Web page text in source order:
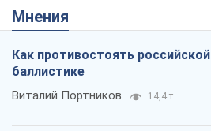
Мнения
Как противостоять российской
баллистике
Виталий Портников 14,4 т.